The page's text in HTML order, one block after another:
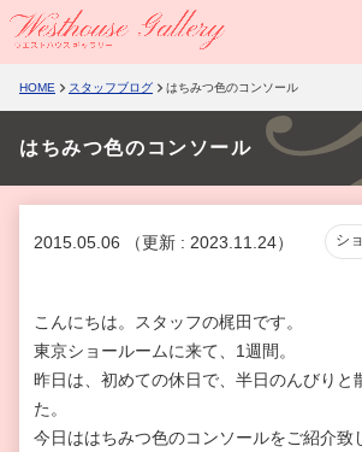
HOME スタッフブログ はちみつ色のコンソール
はちみつ色のコンソール
2015.05.06 （更新 : 2023.11.24） シ
こんにちは。スタッフの梶田です。
東京ショールームに来て、1週間。
昨日は、初めての休日で、半日のんびりと
た。
今日ははちみつ色のコンソールをご紹介致